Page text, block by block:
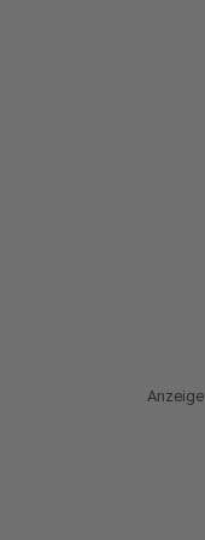
Anzeige